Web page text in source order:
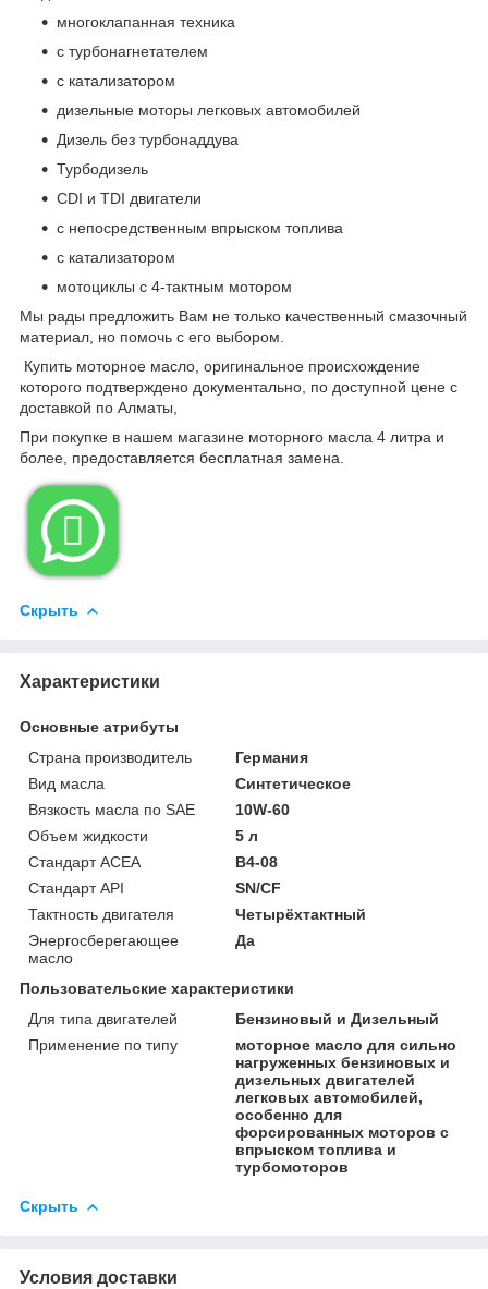
многоклапанная техника
с турбонагнетателем
с катализатором
дизельные моторы легковых автомобилей
Дизель без турбонаддува
Турбодизель
CDI и TDI двигатели
с непосредственным впрыском топлива
с катализатором
мотоциклы с 4-тактным мотором
Мы рады предложить Вам не только качественный смазочный
материал, но помочь с его выбором.
Купить моторное масло, оригинальное происхождение
которого подтверждено документально, по доступной цене с
доставкой по Алматы,
При покупке в нашем магазине моторного масла 4 литра и
более, предоставляется бесплатная замена.

Скрыть
Характеристики
Основные атрибуты
Страна производитель
Германия
Вид масла
Синтетическое
Вязкость масла по SAE
10W-60
Объем жидкости
5 л
Стандарт ACEA
B4-08
Стандарт API
SN/CF
Тактность двигателя
Четырёхтактный
Энергосберегающее
масло
Да
Пользовательские характеристики
Для типа двигателей
Бензиновый и Дизельный
Применение по типу
моторное масло для сильно
нагруженных бензиновых и
дизельных двигателей
легковых автомобилей,
особенно для
форсированных моторов с
впрыском топлива и
турбомоторов
Скрыть
Условия доставки